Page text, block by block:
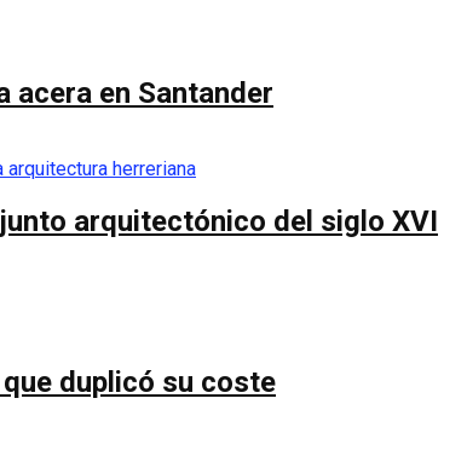
acera en Santander
arquitectónico del siglo XVI
duplicó su coste